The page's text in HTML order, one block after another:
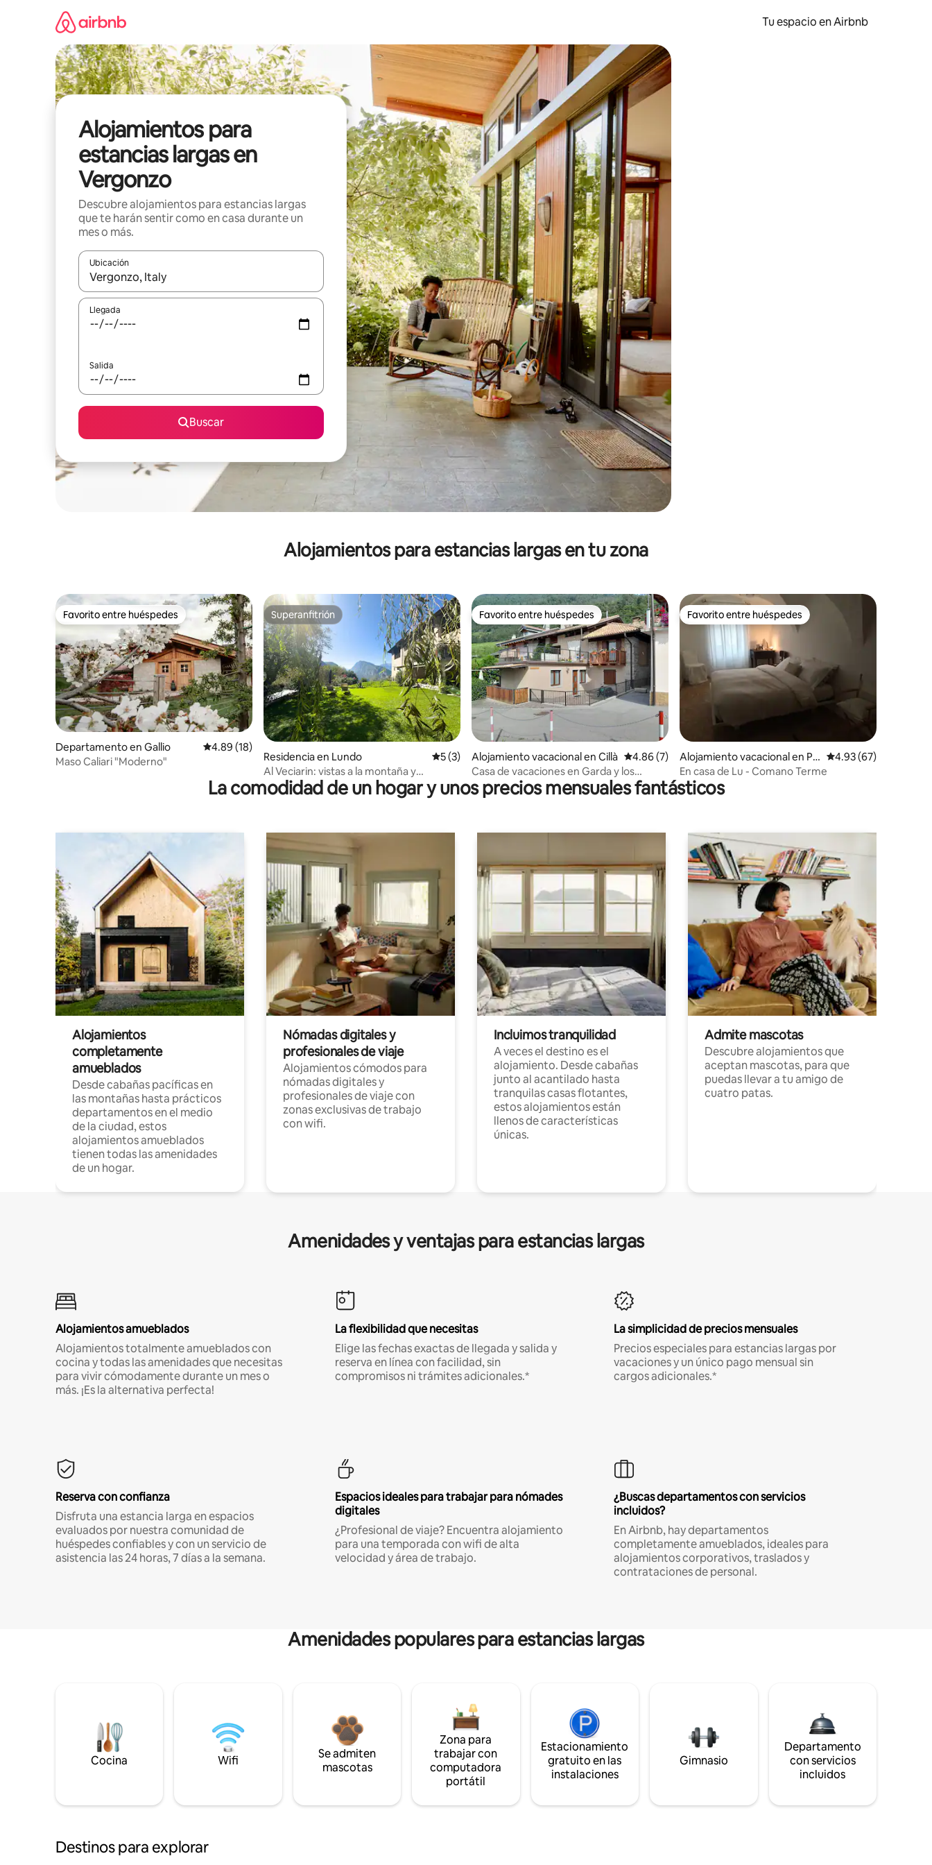
Tu espacio en Airbnb
Alojamientos para
estancias largas en
Vergonzo
Descubre alojamientos para estancias largas
que te harán sentir como en casa durante un
mes o más.
Ubicación
Cuando los resultados estén disponibles, podrás navegar usando las teclas de las flechas hacia arriba y hacia abajo, o bien tocando y deslizando la pantalla.
Llegada
Salida
Buscar
Alojamientos para estancias largas en tu zona
Favorito entre huéspedes
Favorito entre huéspedes
Departamento en Gallio Calificación promedio: 4.89 de 5; 18 evaluaciones
4.89 (18)
Maso Caliari "Moderno"
Superanfitrión
Superanfitrión
Residencia en Lundo Calificación promedio: 5 de 5; 3 evaluaciones
5 (3)
Al Veciarin: vistas a la montaña y
tranquilidad en Lundo
Favorito entre huéspedes
Favorito entre huéspedes
Alojamiento vacacional en Cillà Calificación promedio: 4.86 de 5; 7 evaluaciones
4.86 (7)
Casa de vacaciones en Garda y los
Dolomitas, entre lagos y montañas
Favorito entre huéspedes
Favorito entre huéspedes
Alojamiento vacacional en Poi
a
Calificación
4.93 (67)
En casa de Lu - Comano Terme
La comodidad de un hogar y unos precios mensuales fantásticos
Alojamientos
completamente
amueblados
Desde cabañas pacíficas en
las montañas hasta prácticos
departamentos en el medio
de la ciudad, estos
alojamientos amueblados
tienen todas las amenidades
de un hogar.
Nómadas digitales y
profesionales de viaje
Alojamientos cómodos para
nómadas digitales y
profesionales de viaje con
zonas exclusivas de trabajo
con wifi.
Incluimos tranquilidad
A veces el destino es el
alojamiento. Desde cabañas
junto al acantilado hasta
tranquilas casas flotantes,
estos alojamientos están
llenos de características
únicas.
Admite mascotas
Descubre alojamientos que
aceptan mascotas, para que
puedas llevar a tu amigo de
cuatro patas.
Amenidades y ventajas para estancias largas
Alojamientos amueblados
Alojamientos totalmente amueblados con
cocina y todas las amenidades que necesitas
para vivir cómodamente durante un mes o
más. ¡Es la alternativa perfecta!
La flexibilidad que necesitas
Elige las fechas exactas de llegada y salida y
reserva en línea con facilidad, sin
compromisos ni trámites adicionales.*
La simplicidad de precios mensuales
Precios especiales para estancias largas por
vacaciones y un único pago mensual sin
cargos adicionales.*
Reserva con confianza
Disfruta una estancia larga en espacios
evaluados por nuestra comunidad de
huéspedes confiables y con un servicio de
asistencia las 24 horas, 7 días a la semana.
Espacios ideales para trabajar para nómades
digitales
¿Profesional de viaje? Encuentra alojamiento
para una temporada con wifi de alta
velocidad y área de trabajo.
¿Buscas departamentos con servicios
incluidos?
En Airbnb, hay departamentos
completamente amueblados, ideales para
alojamientos corporativos, traslados y
contrataciones de personal.
Amenidades populares para estancias largas
Cocina Wifi
Se admiten
mascotas
Zona para
trabajar con
computadora
portátil
Estacionamiento
gratuito en las
instalaciones
Gimnasio
Departamento
con servicios
incluidos
Destinos para explorar